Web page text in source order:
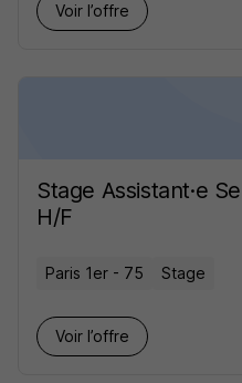
Voir l’offre
Stage Assistant·e
H/F
Paris 1er - 75 Stage
Voir l’offre